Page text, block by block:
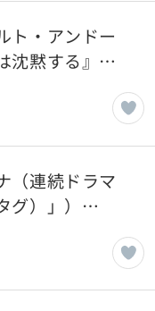
・アンドー
沈黙する』）
イブ｜2018年
連続ドラマ
）」）
イブ｜2018年